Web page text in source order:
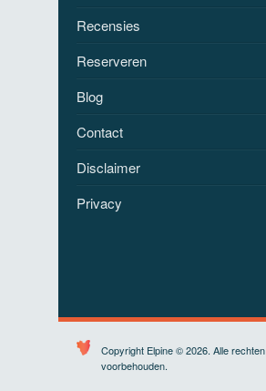
Recensies
Reserveren
Blog
Contact
Disclaimer
Privacy
Copyright Elpine © 2026. Alle rechten
voorbehouden.